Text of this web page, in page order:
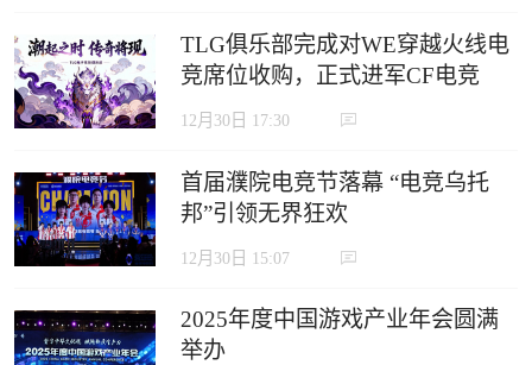
TLG俱乐部完成对WE穿越火线电
竞席位收购，正式进军CF电竞
12月30日 17:30
首届濮院电竞节落幕 “电竞乌托
邦”引领无界狂欢
12月30日 15:07
2025年度中国游戏产业年会圆满
举办